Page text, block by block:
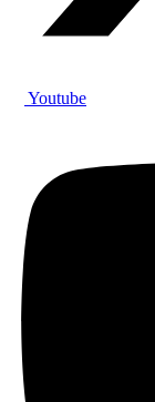
Youtube